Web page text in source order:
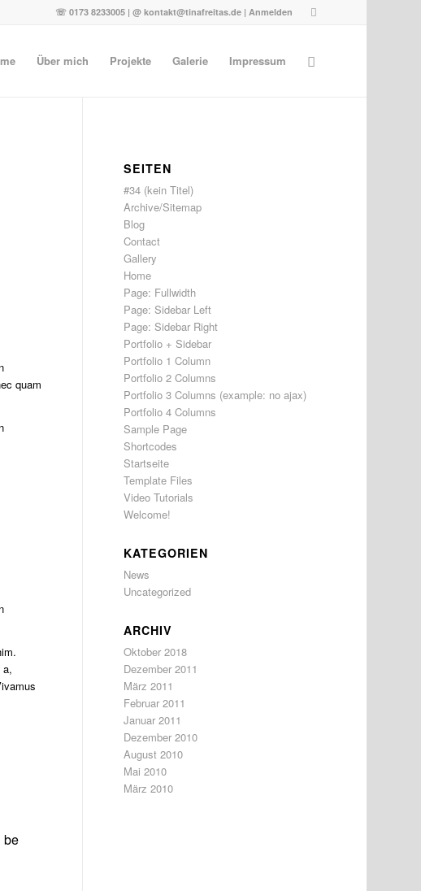
☏ 0173 8233005 | @ kontakt@tinafreitas.de | Anmelden
Über mich Projekte Galerie Impressum
quam
be
SEITEN
#34 (kein Titel)
Archive/Sitemap
Blog
Contact
Gallery
Home
Page: Fullwidth
Page: Sidebar Left
Page: Sidebar Right
Portfolio + Sidebar
Portfolio 1 Column
Portfolio 2 Columns
Portfolio 3 Columns (example: no ajax)
Portfolio 4 Columns
Sample Page
Shortcodes
Startseite
Template Files
Video Tutorials
Welcome!
KATEGORIEN
News
Uncategorized
ARCHIV
Oktober 2018
Dezember 2011
März 2011
Februar 2011
Januar 2011
Dezember 2010
August 2010
Mai 2010
März 2010